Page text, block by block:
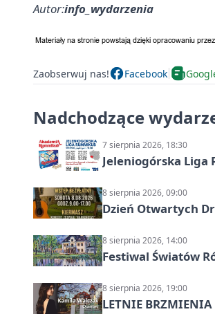
Autor:info_wydarzenia
Zaobserwuj nas! Facebook
Nadchodzące
7 sierpnia 2026, 18:30
Jeleniogórska Liga
8 sierpnia 2026, 09:00
Dzień Otwartych
8 sierpnia 2026, 14:00
Festiwal Światów
8 sierpnia 2026, 19:00
LETNIE